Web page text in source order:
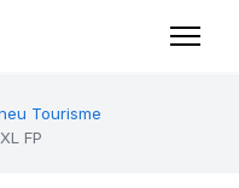
Tourisme
FP